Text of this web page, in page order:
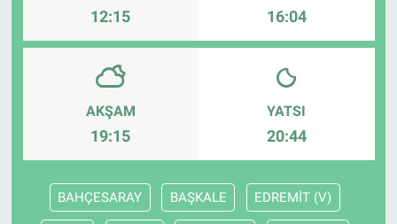
12:15 16:04
AKŞAM
19:15
YATSI
20:44
BAHÇESARAY BAŞKALE EDREMİT (V)